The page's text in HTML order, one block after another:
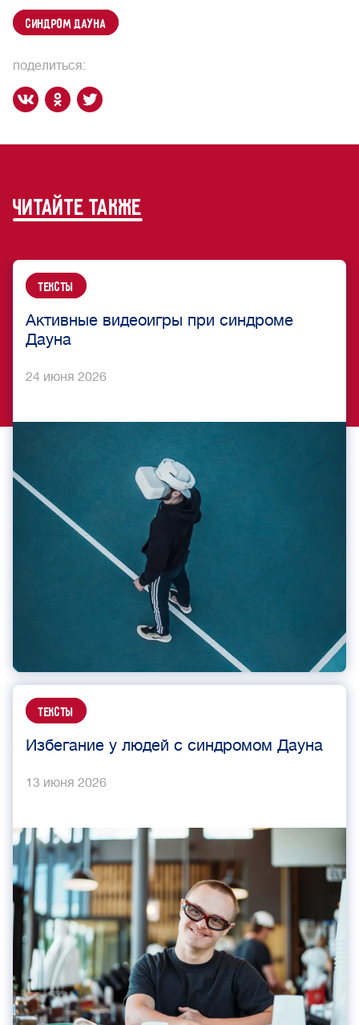
поделиться:
синдром Дауна
читайте также
Тексты
Активные видеоигры при синдроме
Дауна
24 июня 2026
Тексты
Избегание у людей с синдромом Дауна
13 июня 2026